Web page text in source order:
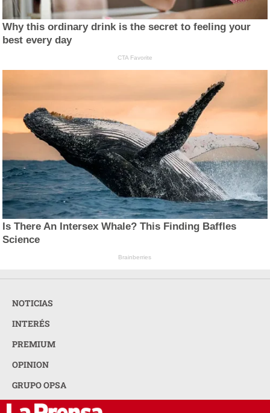
Why this ordinary drink is the secret to feeling your
best every day
CTA Favorite
Is There An Intersex Whale? This Finding Baffles
Science
Brainberries
NOTICIAS
INTERÉS
PREMIUM
OPINION
GRUPO OPSA